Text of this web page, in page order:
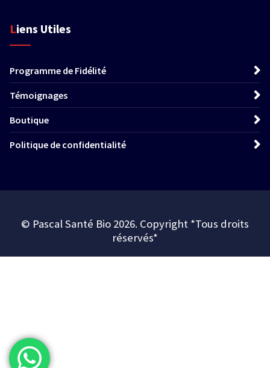
Liens Utiles
Programme de Fidélité
Témoignages
Boutique
Politique de confidentialité
© Pascal Santé Bio 2026. Copyright *Tous droits
réservés*